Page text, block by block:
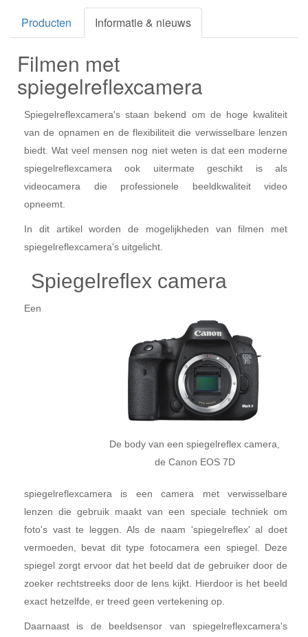
Producten Informatie & nieuws
Filmen met
spiegelreflexcamera
Spiegelreflexcamera's staan bekend om de hoge kwaliteit
van de opnamen en de flexibiliteit die verwisselbare lenzen
biedt. Wat veel mensen nog niet weten is dat een moderne
spiegelreflexcamera ook uitermate geschikt is als
videocamera die professionele beeldkwaliteit video
opneemt.
In dit artikel worden de mogelijkheden van filmen met
spiegelreflexcamera's uitgelicht.
Spiegelreflex camera
De body van een spiegelreflex camera,
de Canon EOS 7D
Een
spiegelreflexcamera is een camera met verwisselbare
lenzen die gebruik maakt van een speciale techniek om
foto's vast te leggen. Als de naam 'spiegelreflex' al doet
vermoeden, bevat dit type fotocamera een spiegel. Deze
spiegel zorgt ervoor dat het beeld dat de gebruiker door de
zoeker rechtstreeks door de lens kijkt. Hierdoor is het beeld
exact hetzelfde, er treed geen vertekening op.
Daarnaast is de beeldsensor van spiegelreflexcamera's